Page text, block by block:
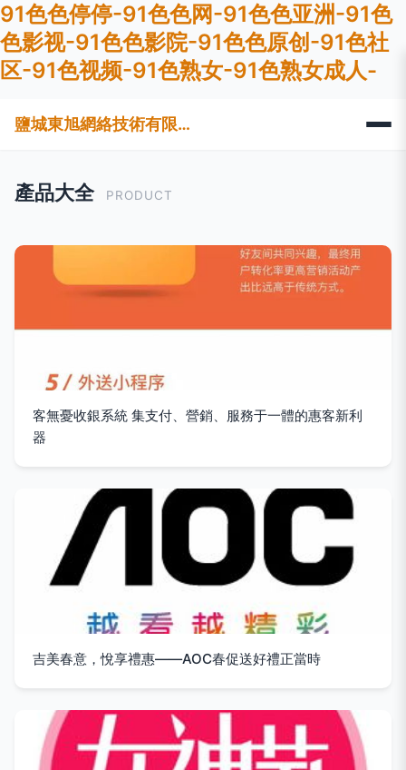
91色色停停-91色色网-91色色亚洲-91色
色影视-91色色影院-91色色原创-91色社
区-91色视频-91色熟女-91色熟女成人-
鹽城東旭網絡技術有限公司
產品大全 PRODUCT
客無憂收銀系統 集支付、營銷、服務于一體的惠客新利
器
吉美春意，悅享禮惠——AOC春促送好禮正當時